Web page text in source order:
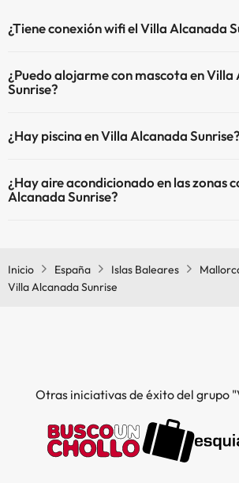
¿Tiene conexión wifi el Villa Alcanada
¿Puedo alojarme con mascota en Villa
Sunrise?
¿Hay piscina en Villa Alcanada Sunrise?
pago) Aquí tienes más info sobre la piscina y
¿Hay aire acondicionado en las zonas
Alcanada Sunrise?
Inicio
España Islas Baleares
Villa Alcanada Sunrise
Otras iniciativas de éxito del grupo